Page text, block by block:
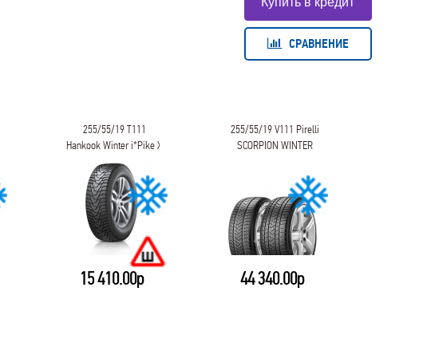
СРАВНЕНИЕ
255/55/19 T111
Hankook Winter i*Pike X
W429A
15 410.00р
255/55/19 V111 Pirelli
SCORPION WINTER
44 340.00р